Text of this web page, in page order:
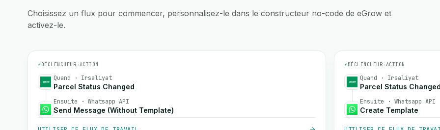
Choisissez un flux pour commencer, personnalisez-le dans le constructeur no-code de eGrow et
activez-le.
⚡ DÉCLENCHEUR→ACTION
Quand · Irsaliyat
Parcel Status Changed
Ensuite · Whatsapp API
Send Message (Without Template)
⚡ DÉCLENCHEUR→ACTION
Quand · Irsaliyat
Parcel Status
Ensuite · Whatsapp API
Create Template